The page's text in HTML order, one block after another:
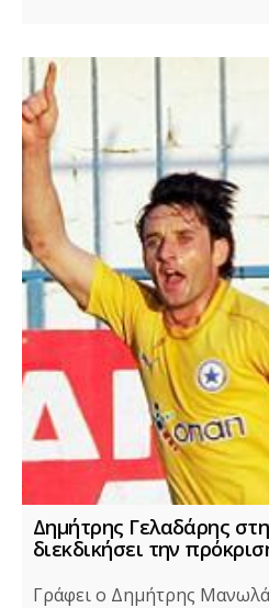
Δημήτρης Γελαδάρης
διεκδικήσει την
Γράφει ο Δημήτρης